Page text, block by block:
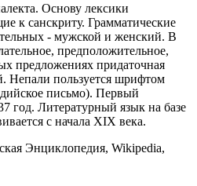
Основу лексики
к санскриту. Грамматические
- мужской и женский. В
предположительное,
предложениях придаточная
Непали пользуется шрифтом
письмо). Первый
год. Литературный язык на базе
с начала XIX века.
Энциклопедия, Wikipedia,